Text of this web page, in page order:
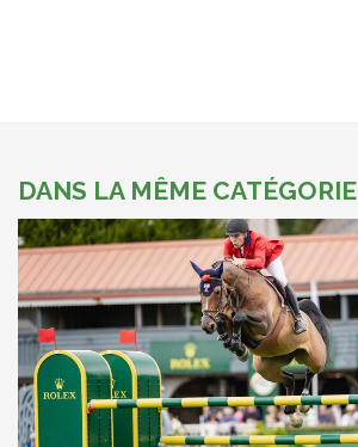
DANS LA MÊME CATÉGORIE